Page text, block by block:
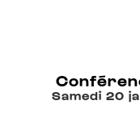
Samedi 20